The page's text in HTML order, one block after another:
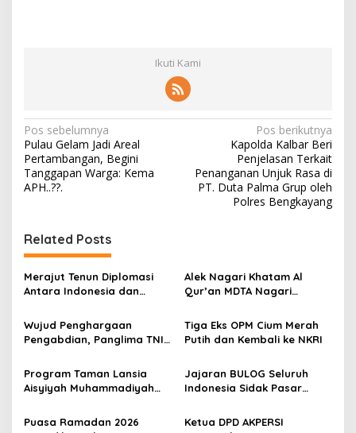
Ikuti Kami
N
a
v
i
a
s
i
o
Pos sebelumnya
Pulau Gelam Jadi Areal
Pertambangan, Begini
Tanggapan Warga: Kema
APH..??.
Pos berikutnya
Kapolda Kalbar Beri
Penjelasan Terkait
Penanganan Unjuk Rasa di
PT. Duta Palma Grup oleh
Polres Bengkayang
Related Posts
Merajut Tenun Diplomasi
Antara Indonesia dan
Alek Nagari Khatam Al
Qur’an MDTA Nagari
Wujud Penghargaan
Pengabdian, Panglima TNI
Ratusan Prajurit dan ASN
TNI
Tiga Eks OPM Cium Merah
Putih dan Kembali ke NKRI
Program Taman Lansia
Aisyiyah Muhammadiyah
Pesantren Lansia
Jajaran BULOG Seluruh
Indonesia Sidak Pasar
Harga Beras dan Minyakita
Stabil Selama Ramadhan
Puasa Ramadan 2026
Ketua DPD AKPERSI